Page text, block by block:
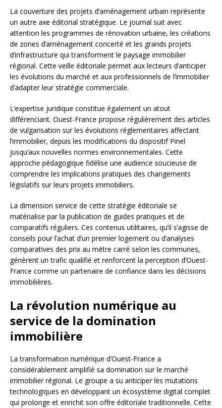
La couverture des projets d’aménagement urbain représente
un autre axe éditorial stratégique. Le journal suit avec
attention les programmes de rénovation urbaine, les créations
de zones d’aménagement concerté et les grands projets
d’infrastructure qui transforment le paysage immobilier
régional. Cette veille éditoriale permet aux lecteurs d’anticiper
les évolutions du marché et aux professionnels de l’immobilier
d’adapter leur stratégie commerciale.
L’expertise juridique constitue également un atout
différenciant. Ouest-France propose régulièrement des articles
de vulgarisation sur les évolutions réglementaires affectant
l’immobilier, depuis les modifications du dispositif Pinel
jusqu’aux nouvelles normes environnementales. Cette
approche pédagogique fidélise une audience soucieuse de
comprendre les implications pratiques des changements
législatifs sur leurs projets immobiliers.
La dimension service de cette stratégie éditoriale se
matérialise par la publication de guides pratiques et de
comparatifs réguliers. Ces contenus utilitaires, qu’il s’agisse de
conseils pour l’achat d’un premier logement ou d’analyses
comparatives des prix au mètre carré selon les communes,
génèrent un trafic qualifié et renforcent la perception d’Ouest-
France comme un partenaire de confiance dans les décisions
immobilières.
La révolution numérique au
service de la domination
immobilière
La transformation numérique d’Ouest-France a
considérablement amplifié sa domination sur le marché
immobilier régional. Le groupe a su anticiper les mutations
technologiques en développant un écosystème digital complet
qui prolonge et enrichit son offre éditoriale traditionnelle. Cette